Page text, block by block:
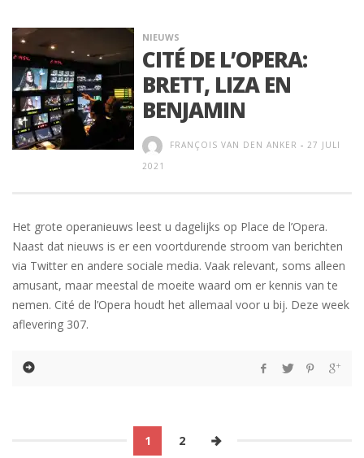
NIEUWS
CITÉ DE L’OPERA:
BRETT, LIZA EN
BENJAMIN
FRANÇOIS VAN DEN ANKER - 27 JULI
2021
Het grote operanieuws leest u dagelijks op Place de l’Opera.
Naast dat nieuws is er een voortdurende stroom van berichten
via Twitter en andere sociale media. Vaak relevant, soms alleen
amusant, maar meestal de moeite waard om er kennis van te
nemen. Cité de l’Opera houdt het allemaal voor u bij. Deze week
aflevering 307.
1 2